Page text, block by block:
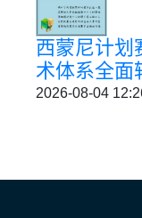
西蒙尼计划
术体系全面
2026-08-04